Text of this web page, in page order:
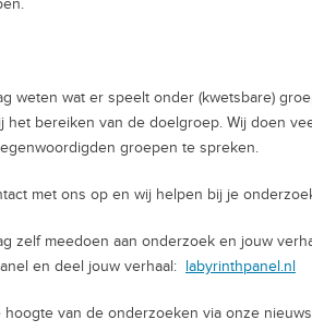
weten wat er speelt onder (kwetsbare)
het bereiken van de doelgroep. Wij doen
groepen te spreken.
met ons op en wij helpen bij je
zelf meedoen aan onderzoek en jouw
en deel jouw verhaal:
labyrinthpanel.nl
hoogte van de onderzoeken via onze